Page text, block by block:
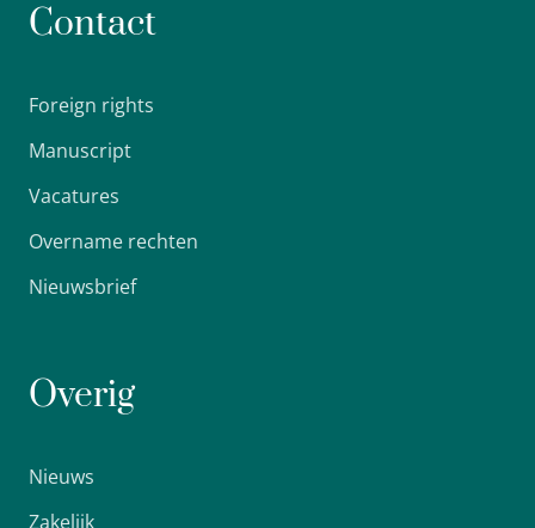
Contact
Foreign rights
Manuscript
Vacatures
Overname rechten
Nieuwsbrief
Overig
Nieuws
Zakelijk